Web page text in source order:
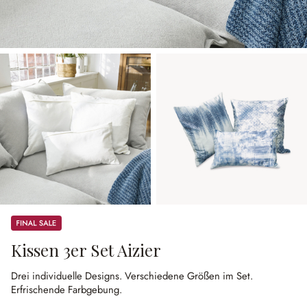
Sale
Kissen 3er Set Aizier
Drei individuelle Designs. Verschiedene Größen im Set.
Erfrischende Farbgebung.